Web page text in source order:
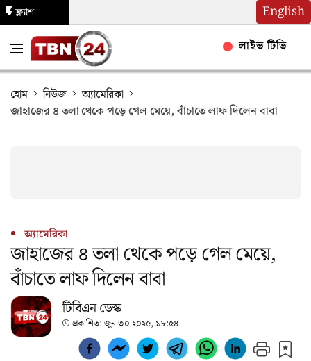
English
ফ্ল্যাশ
লাইভ টিভি
হোম নিউজ
অ্যামেরিকা
জাহাজের ৪ তলা থেকে পড়ে গেল মেয়ে, বাঁচাতে লাফ দিলেন বাবা
অ্যামেরিকা
জাহাজের ৪ তলা থেকে পড়ে গেল মেয়ে,
বাঁচাতে লাফ দিলেন বাবা
টিবিএন ডেস্ক
প্রকাশিত:জুন ৩০ ২০২৫, ১৮:৫৪